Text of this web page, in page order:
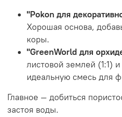
"Pokon для
Хорошая основа,
коры.
"GreenWorld для
листовой землей (1:1)
идеальную смесь для
Главное — добиться
застоя воды.